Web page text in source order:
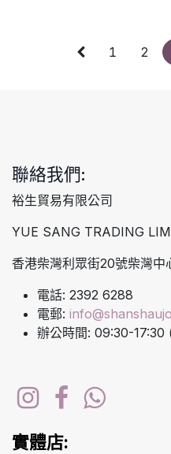
1 2
聯絡我們:
裕生貿易有限公司
YUE SANG TRADING
香港柴灣利眾街20號柴灣中
電話: 2392 6288
電郵:
辦公時間: 09:30-17:30
實體店: